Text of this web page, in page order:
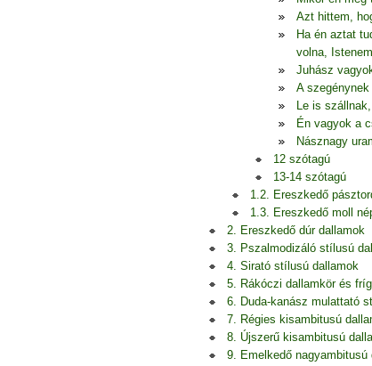
Azt hittem,
Ha én aztat
volna, Istenem
Juhász
A
Le is
Én vagyok a
Násznagy
12 szótagú
13-14 szótagú
1.2. Ereszkedő
1.3. Ereszkedő moll
2. Ereszkedő dúr dallamok
3. Pszalmodizáló stílusú
4. Sirató stílusú dallamok
5. Rákóczi dallamkör és
6. Duda-kanász mulattató
7. Régies kisambitusú
8. Újszerű kisambitusú
9. Emelkedő nagyambitusú